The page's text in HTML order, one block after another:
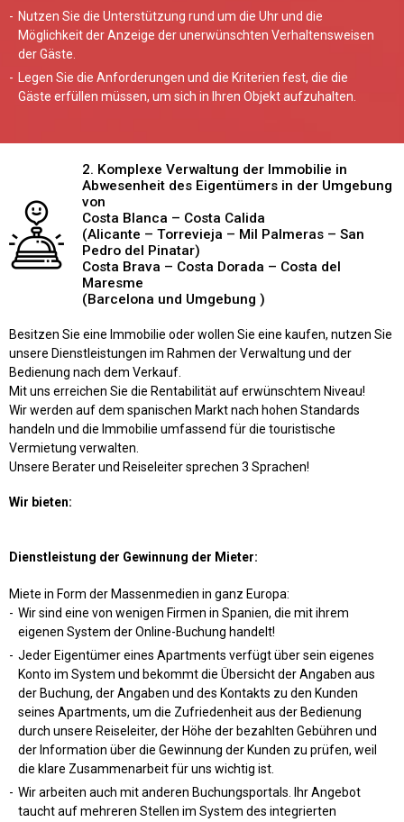
Nutzen Sie die Unterstützung rund um die Uhr und die
Möglichkeit der Anzeige der unerwünschten Verhaltensweisen
der Gäste.
Legen Sie die Anforderungen und die Kriterien fest, die die
Gäste erfüllen müssen, um sich in Ihren Objekt aufzuhalten.
2. Komplexe Verwaltung der Immobilie in
Abwesenheit des Eigentümers in der Umgebung
von
Costa Blanca – Costa Calida
(Alicante – Torrevieja – Mil Palmeras – San
Pedro del Pinatar)
Costa Brava – Costa Dorada – Costa del
Maresme
(Barcelona und Umgebung )
Besitzen Sie eine Immobilie oder wollen Sie eine kaufen, nutzen Sie
unsere Dienstleistungen im Rahmen der Verwaltung und der
Bedienung nach dem Verkauf.
Mit uns erreichen Sie die Rentabilität auf erwünschtem Niveau!
Wir werden auf dem spanischen Markt nach hohen Standards
handeln und die Immobilie umfassend für die touristische
Vermietung verwalten.
Unsere Berater und Reiseleiter sprechen 3 Sprachen!
Wir bieten:
Dienstleistung der Gewinnung der Mieter:
Miete in Form der Massenmedien in ganz Europa:
Wir sind eine von wenigen Firmen in Spanien, die mit ihrem
eigenen System der Online-Buchung handelt!
Jeder Eigentümer eines Apartments verfügt über sein eigenes
Konto im System und bekommt die Übersicht der Angaben aus
der Buchung, der Angaben und des Kontakts zu den Kunden
seines Apartments, um die Zufriedenheit aus der Bedienung
durch unsere Reiseleiter, der Höhe der bezahlten Gebühren und
der Information über die Gewinnung der Kunden zu prüfen, weil
die klare Zusammenarbeit für uns wichtig ist.
Wir arbeiten auch mit anderen Buchungsportals. Ihr Angebot
taucht auf mehreren Stellen im System des integrierten